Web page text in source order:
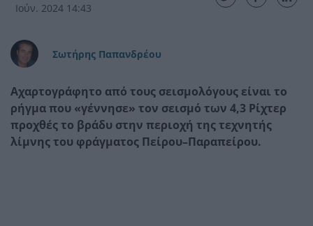
Ιούν. 2024 14:43
Σωτήρης Παπανδρέου
Αχαρτογράφητο από τους σεισμολόγους είναι το
ρήγμα που «γέννησε» τον σεισμό των 4,3 Ρίχτερ
προχθές το βράδυ στην περιοχή της τεχνητής
λίμνης του φράγματος Πείρου–Παραπείρου.